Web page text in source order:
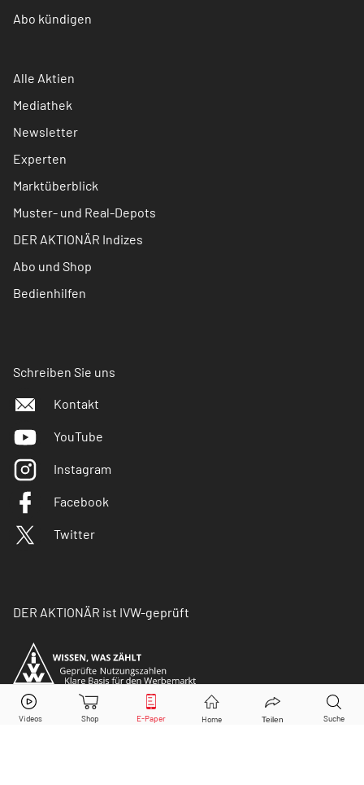
Abo kündigen
Alle Aktien
Mediathek
Newsletter
Experten
Marktüberblick
Muster- und Real-Depots
DER AKTIONÄR Indizes
Abo und Shop
Bedienhilfen
Schreiben Sie uns
Kontakt
YouTube
Instagram
Facebook
Twitter
DER AKTIONÄR ist IVW-geprüft